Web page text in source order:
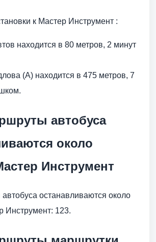
к Мастер Инструмент :
находится в 80 метров, 2 минут
(А) находится в 475 метров, 7
автобуса
около
Инструмент
останавливаются около
Инструмент: 123.